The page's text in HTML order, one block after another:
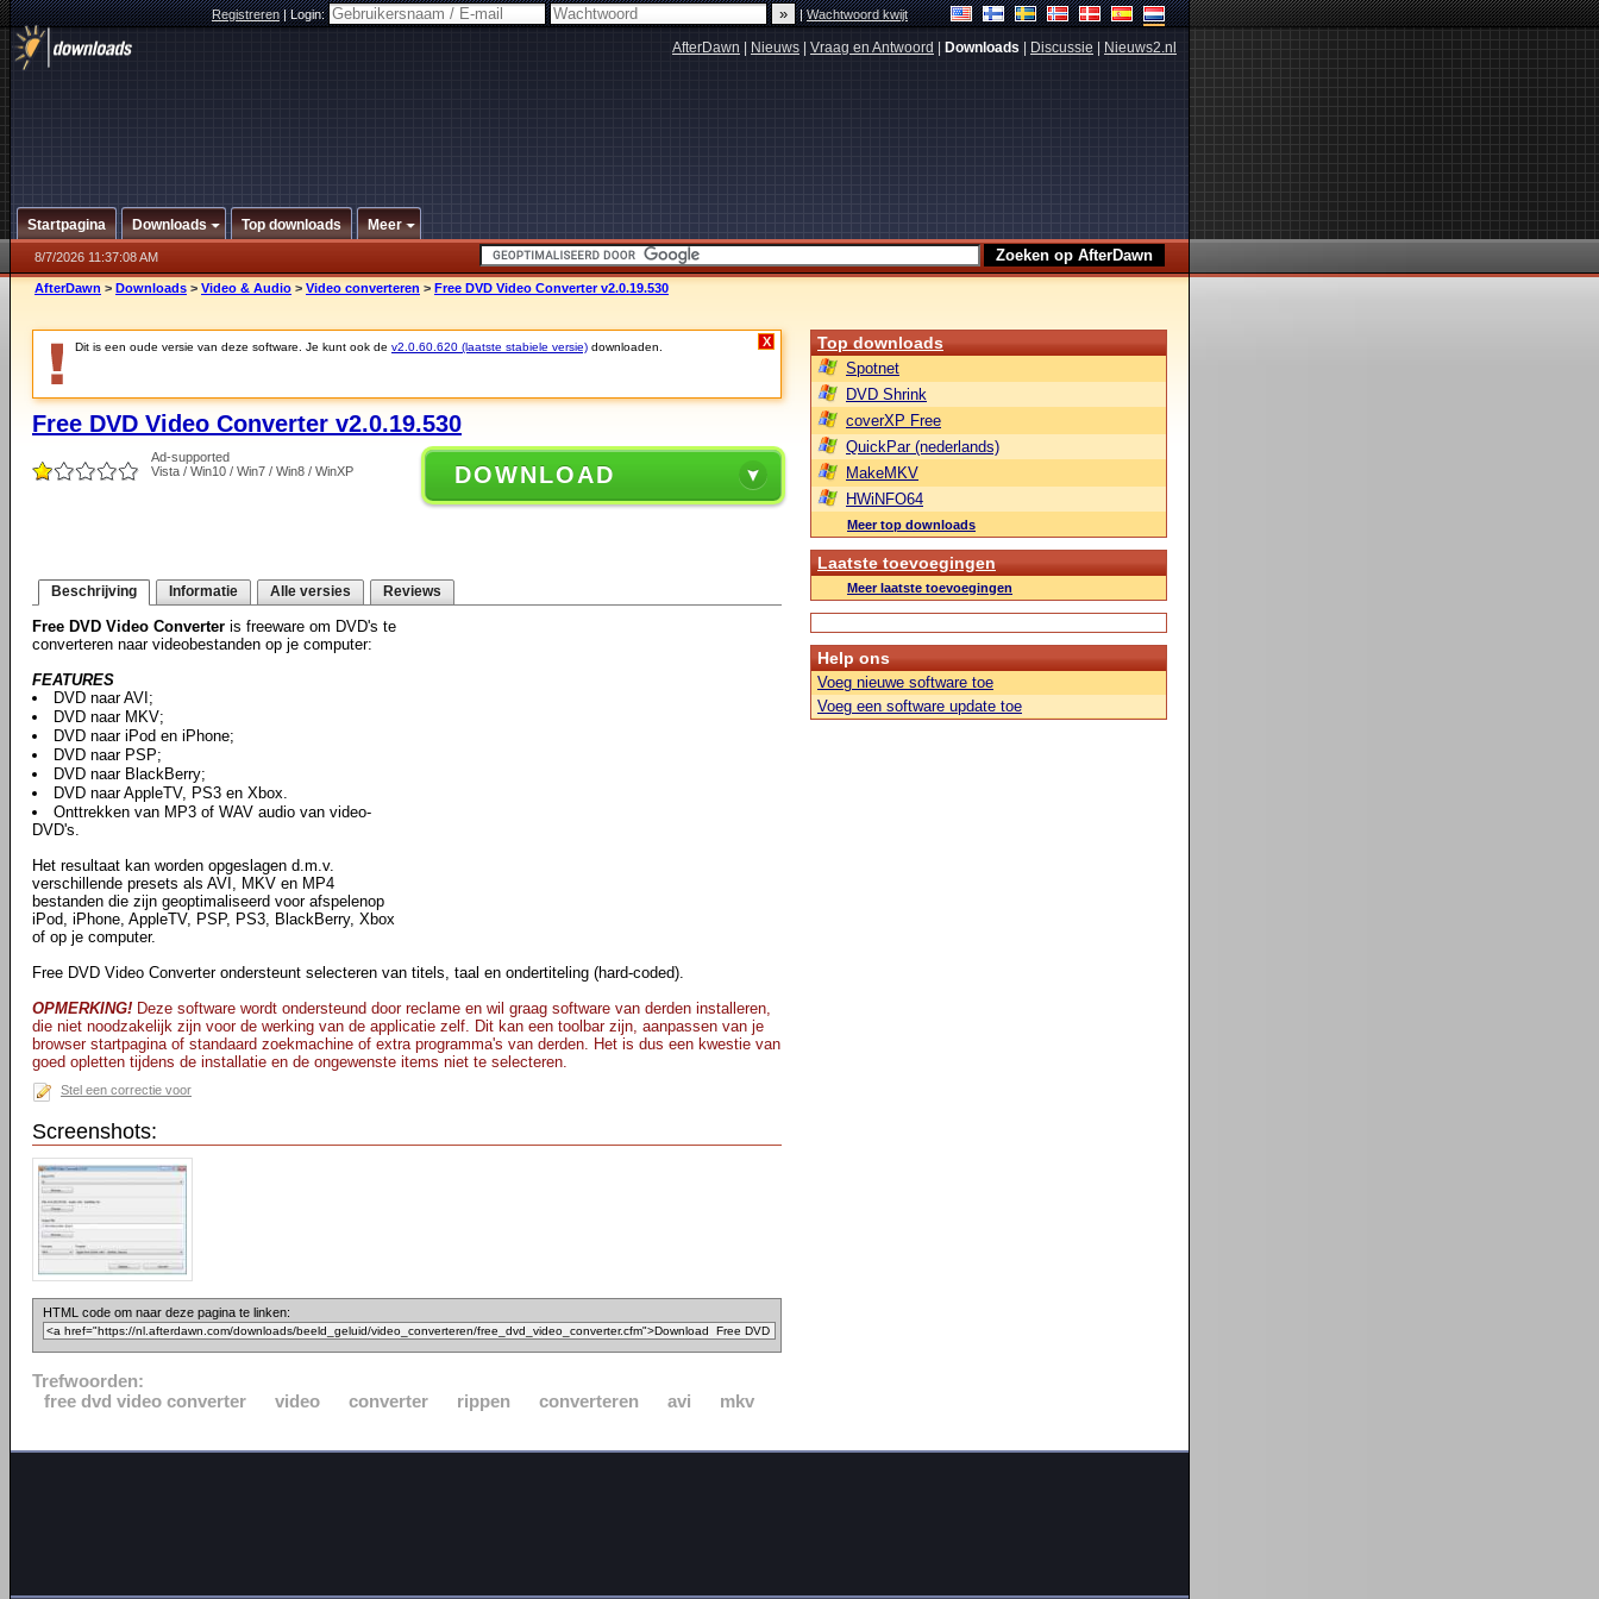
Registreren|Login: |Wachtwoord kwijt
AfterDawn Nieuws Vraag en Antwoord Downloads Discussie Nieuws2.nl
Startpagina Downloads Top downloads Meer
8/7/2026 11:37:08 AM
AfterDawn > Downloads > Video & Audio > Video converteren > Free DVD Video Converter v2.0.19.530
Dit is een oude versie van deze software. Je kunt ook de v2.0.60.620 (laatste stabiele versie) downloaden. X
Free DVD Video Converter v2.0.19.530
Ad-supported
Vista / Win10 / Win7 / Win8 / WinXP
DOWNLOAD
Beschrijving Informatie Alle versies Reviews
Free DVD Video Converter is freeware om DVD's te
converteren naar videobestanden op je computer:
FEATURES
DVD naar AVI;
DVD naar MKV;
DVD naar iPod en iPhone;
DVD naar PSP;
DVD naar BlackBerry;
DVD naar AppleTV, PS3 en Xbox.
Onttrekken van MP3 of WAV audio van video-
DVD's.
Het resultaat kan worden opgeslagen d.m.v.
verschillende presets als AVI, MKV en MP4
bestanden die zijn geoptimaliseerd voor afspelenop
iPod, iPhone, AppleTV, PSP, PS3, BlackBerry, Xbox
of op je computer.
Free DVD Video Converter ondersteunt selecteren van titels, taal en ondertiteling (hard-coded).
OPMERKING! Deze software wordt ondersteund door reclame en wil graag software van derden installeren,
die niet noodzakelijk zijn voor de werking van de applicatie zelf. Dit kan een toolbar zijn, aanpassen van je
browser startpagina of standaard zoekmachine of extra programma's van derden. Het is dus een kwestie van
goed opletten tijdens de installatie en de ongewenste items niet te selecteren.
Stel een correctie voor
Screenshots:
HTML code om naar deze pagina te linken:
Trefwoorden:
free dvd video converter
video converter rippen converteren avi mkv
Top downloads
Spotnet
DVD Shrink
coverXP Free
QuickPar (nederlands)
MakeMKV
HWiNFO64
Meer top downloads
Laatste toevoegingen
Meer laatste toevoegingen
Help ons
Voeg nieuwe software toe
Voeg een software update toe